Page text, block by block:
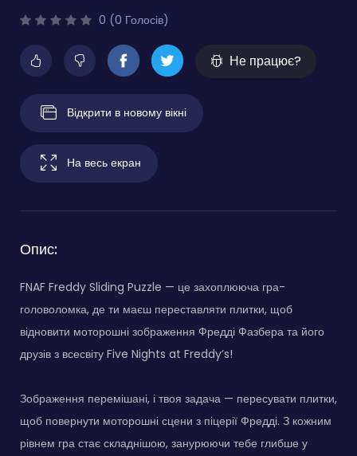
0 (0 Голосів)
Не працює?
Відкрити в новому вікні
На весь екран
Опис:
FNAF Freddy Sliding Puzzle — це захоплююча гра-
головоломка, де ти маєш переставляти плитки, щоб
відновити моторошні зображення Фредді Фазбера та його
друзів з всесвіту Five Nights at Freddy’s!
Зображення перемішані, і твоя задача — пересувати плитки,
щоб повернути моторошні сцени з піцерії Фредді. З кожним
рівнем гра стає складнішою, занурюючи тебе глибше у